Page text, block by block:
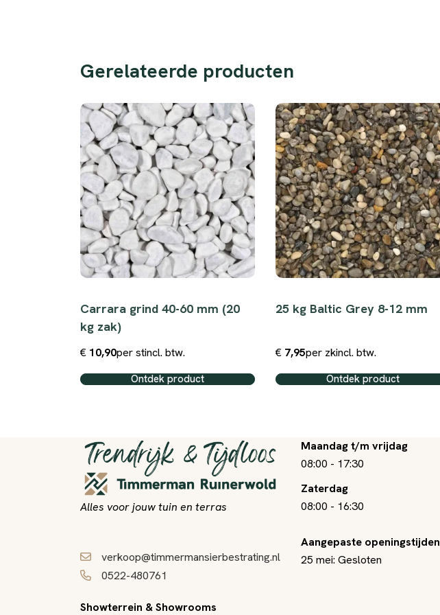
Gerelateerde producten
Carrara grind 40-60 mm (20
kg zak)
€ 10,90per stincl. btw.
Ontdek product
25 kg Baltic Grey 8-12 mm
€ 7,95per zkincl. btw.
Ontdek product
Alles voor jouw tuin en terras
verkoop@timmermansierbestrating.nl
0522-480761
Showterrein & Showrooms
Maandag t/m vrijdag
08:00 - 17:30
Zaterdag
08:00 - 16:30
Aangepaste openingstijden
25 mei: Gesloten